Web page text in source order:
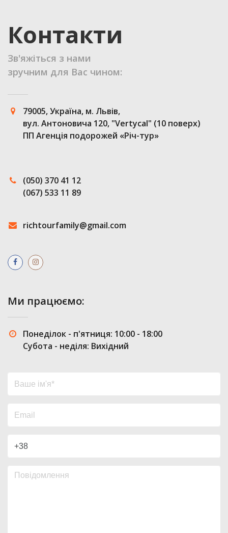
Контакти
Зв'яжіться з нами
зручним для Вас чином:
79005, Україна, м. Львів,
вул. Антоновича 120, "Vertycal" (10 поверх)
ПП Агенція подорожей «Річ-тур»
(050) 370 41 12
(067) 533 11 89
richtourfamily@gmail.com
Ми працюємо:
Понеділок - п'ятниця: 10:00 - 18:00
Субота - неділя: Вихідний